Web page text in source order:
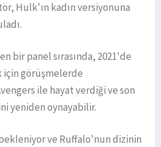
Hulk'ın kadın versiyonuna
bir panel sırasında, 2021'de
için görüşmelerde
ile hayat verdiği ve son
yeniden oynayabilir.
ve Ruffalo'nun dizinin